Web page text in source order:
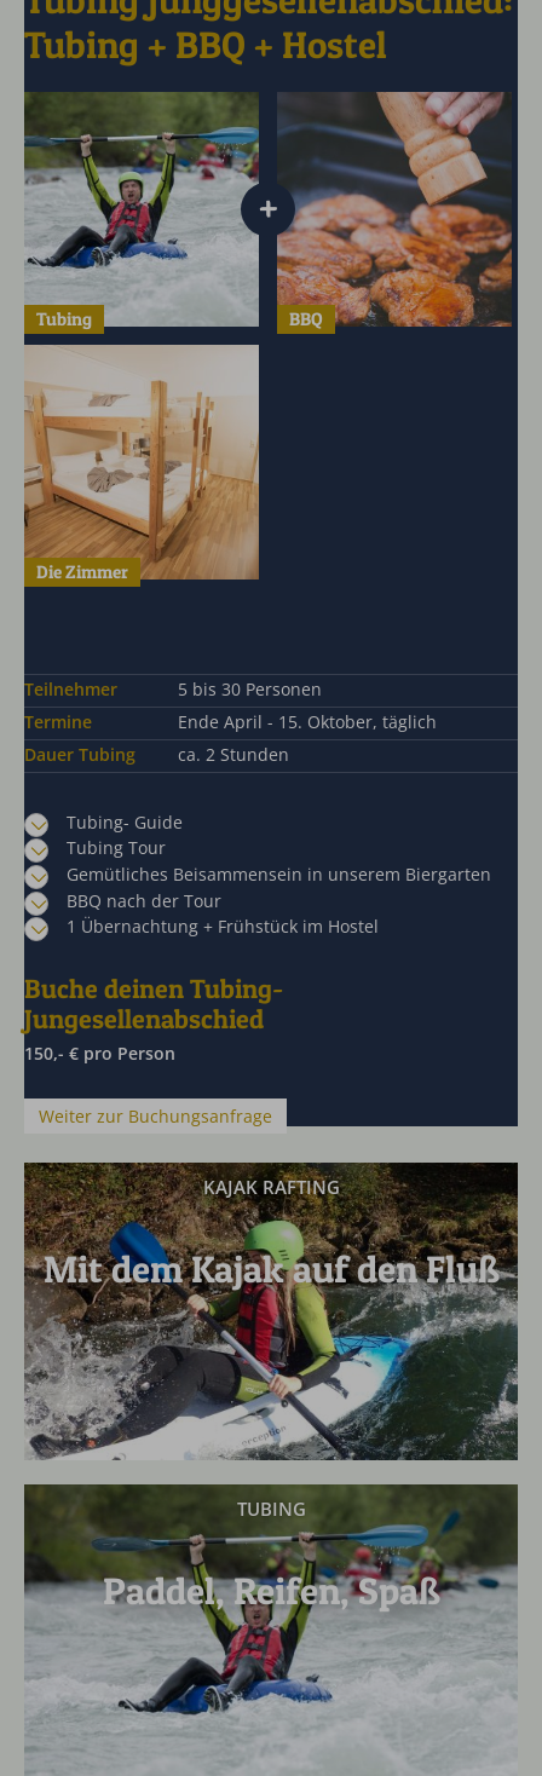
Tubing + BBQ + Hostel
Tubing
+
BBQ
Die Zimmer
Teilnehmer
5 bis 30 Personen
Termine
Ende April - 15. Oktober, täglich
Dauer Tubing
ca. 2 Stunden
Tubing- Guide
Tubing Tour
Gemütliches Beisammensein in unserem Biergarten
BBQ nach der Tour
1 Übernachtung + Frühstück im Hostel
Buche deinen Tubing-
Jungesellenabschied
150,- € pro Person
Weiter zur Buchungsanfrage
KAJAK RAFTING
Mit dem Kajak auf den Fluß
TUBING
Paddel, Reifen, Spaß